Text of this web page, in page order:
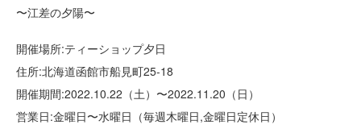
〜江差の夕陽〜
開催場所:ティーショップ夕日
住所:北海道函館市船見町25-18
開催期間:2022.10.22（土）〜2022.11.20（日）
営業日:金曜日〜水曜日（毎週木曜日,金曜日定休日）